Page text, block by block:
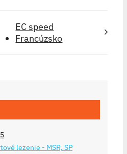
EC speed
Francúzsko
lezenie - MSR, SP